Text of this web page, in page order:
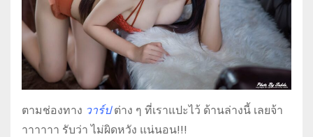
ตามช่องทาง วาร์ปต่าง ๆ ที่เราแปะไว้ ด้านล่างนี้ เลยจ้า
าาาาาา รับว่า ไม่ผิดหวัง แน่นอน!!!